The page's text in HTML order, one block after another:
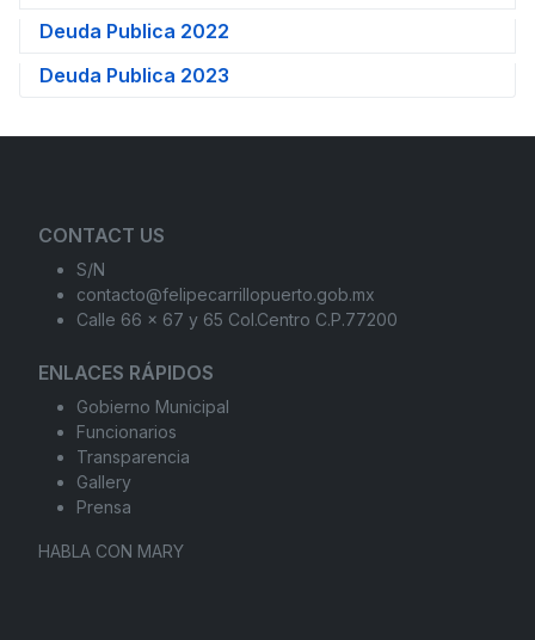
Deuda Publica 2022
Deuda Publica 2023
CONTACT US
S/N
contacto@felipecarrillopuerto.gob.mx
Calle 66 x 67 y 65 Col.Centro C.P.77200
ENLACES RÁPIDOS
Gobierno Municipal
Funcionarios
Transparencia
Gallery
Prensa
HABLA CON MARY